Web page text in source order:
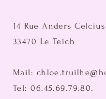
14 Rue Anders Celcius
33470 Le Teich
Mail:
Tel:06.45.69.79.80.